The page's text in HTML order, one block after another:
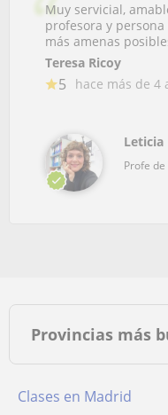
Muy servicial,
profesora y
más amenas
Teresa Ricoy
5 hace más de 4
Leticia
Profe
Provincias más
Clases en Madrid